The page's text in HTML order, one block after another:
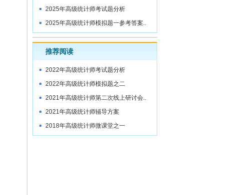
2025年高级统计师考试题分析
2025年高级统计师模拟题一参考答案..
推荐阅读
2022年高级统计师考试题分析
2022年高级统计师模拟题之二
2021年高级统计师第二次线上研讨会..
2021年高级统计师辅导方案
2018年高级统计师微课堂之一